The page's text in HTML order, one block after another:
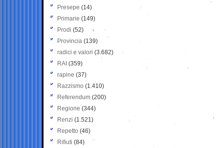
Presepe (14)
Primarie (149)
Prodi (52)
Provincia (139)
radici e valori (3.682)
RAI (359)
rapine (37)
Razzismo (1.410)
Referendum (200)
Regione (344)
Renzi (1.521)
Repetto (46)
Rifiuti (84)